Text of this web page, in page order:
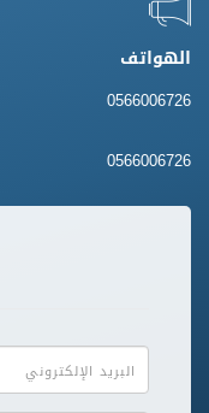
الهواتف
0566006726
0566006726